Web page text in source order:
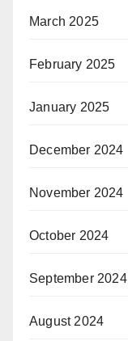
March 2025
February 2025
January 2025
December 2024
November 2024
October 2024
September 2024
August 2024